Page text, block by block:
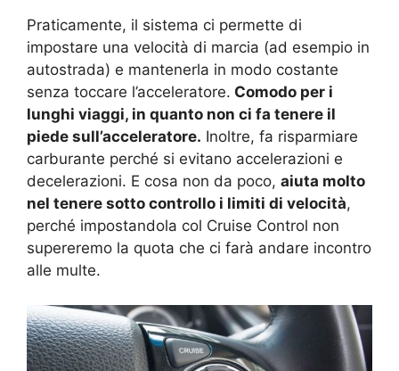
Praticamente, il sistema ci permette di
impostare una velocità di marcia (ad esempio in
autostrada) e mantenerla in modo costante
senza toccare l’acceleratore. Comodo per i
lunghi viaggi, in quanto non ci fa tenere il
piede sull’acceleratore. Inoltre, fa risparmiare
carburante perché si evitano accelerazioni e
decelerazioni. E cosa non da poco, aiuta molto
nel tenere sotto controllo i limiti di velocità,
perché impostandola col Cruise Control non
supereremo la quota che ci farà andare incontro
alle multe.